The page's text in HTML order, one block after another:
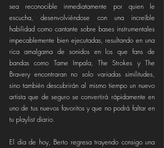
sea reconocible inmediatamente por quien le
escucha, desenvolviéndose con una increíble
habilidad como cantante sobre bases instrumentales
impecablemente bien ejecutadas, resultando en una
rica amalgama de sonidos en los que fans de
bandas como Tame Impala, The Strokes y The
Bravery encontraran no solo variadas similitudes,
sino también descubrirán al mismo tiempo un nuevo
artista que de seguro se convertirá rápidamente en
uno de tus nuevos favoritos y que no podrá faltar en
tu playlist diario.
El dia de hoy, Berto regresa trayendo consigo una